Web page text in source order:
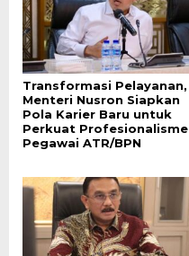
Transformasi Pelayanan,
Menteri Nusron Siapkan
Pola Karier Baru untuk
Perkuat Profesionalisme
Pegawai ATR/BPN